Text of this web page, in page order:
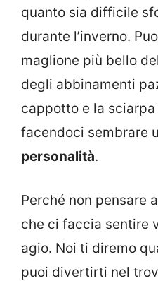
quanto sia difficile
durante l’inverno.
maglione più bello
degli abbinamenti
cappotto e la
facendoci sembrare
personalità.
Perché non pensare
che ci faccia sentire
agio. Noi ti diremo
puoi divertirti nel